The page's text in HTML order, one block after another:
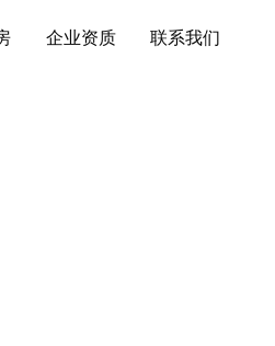
企业资质 联系我们